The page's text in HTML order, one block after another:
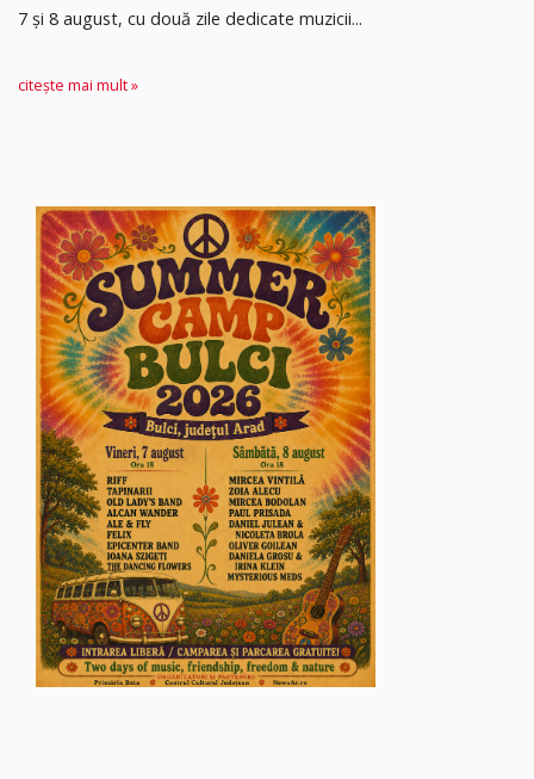
7 și 8 august, cu două zile dedicate muzicii...
citește mai mult »